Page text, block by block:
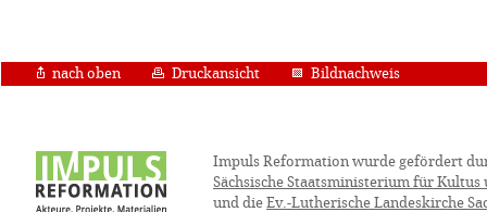
nach oben Druckansicht Bildnachweis
Impuls Reformation wurde gefördert
Sächsische Staatsministerium für Kultus
und die Ev.-Lutherische Landeskirche